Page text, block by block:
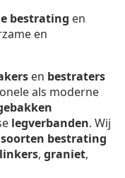
bestrating en
en
en bestraters
als moderne
legverbanden. Wij
soorten bestrating
, graniet,